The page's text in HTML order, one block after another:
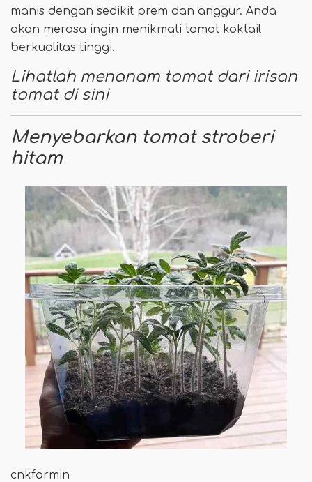
manis dengan sedikit prem dan anggur. Anda
akan merasa ingin menikmati tomat koktail
berkualitas tinggi.
Lihatlah menanam tomat dari irisan
tomat di sini
Menyebarkan tomat stroberi
hitam
cnkfarmin